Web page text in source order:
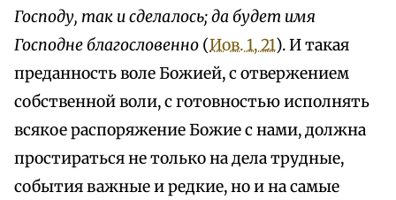
Господу, так и сделалось; да будет имя
Господне благословенно (Иов. 1, 21). И такая
преданность воле Божией, с отвержением
собственной воли, с готовностью исполнять
всякое распоряжение Божие с нами, должна
простираться не только на дела трудные,
события важные и редкие, но и на самые